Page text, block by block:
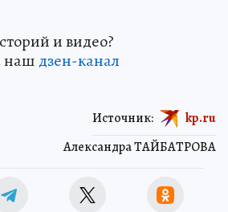
и видео?
наш дзен-канал
Александра ТАЙБАТРОВА
Источник: kp.ru